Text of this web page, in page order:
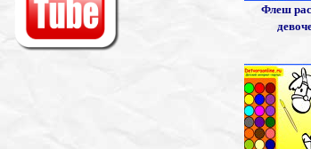
Флеш